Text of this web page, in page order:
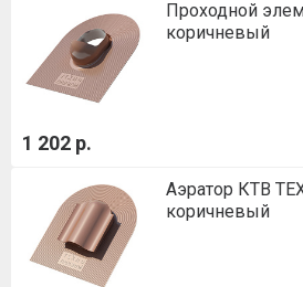
Проходной
коричневый
1 202 р.
Аэратор КТВ
коричневый